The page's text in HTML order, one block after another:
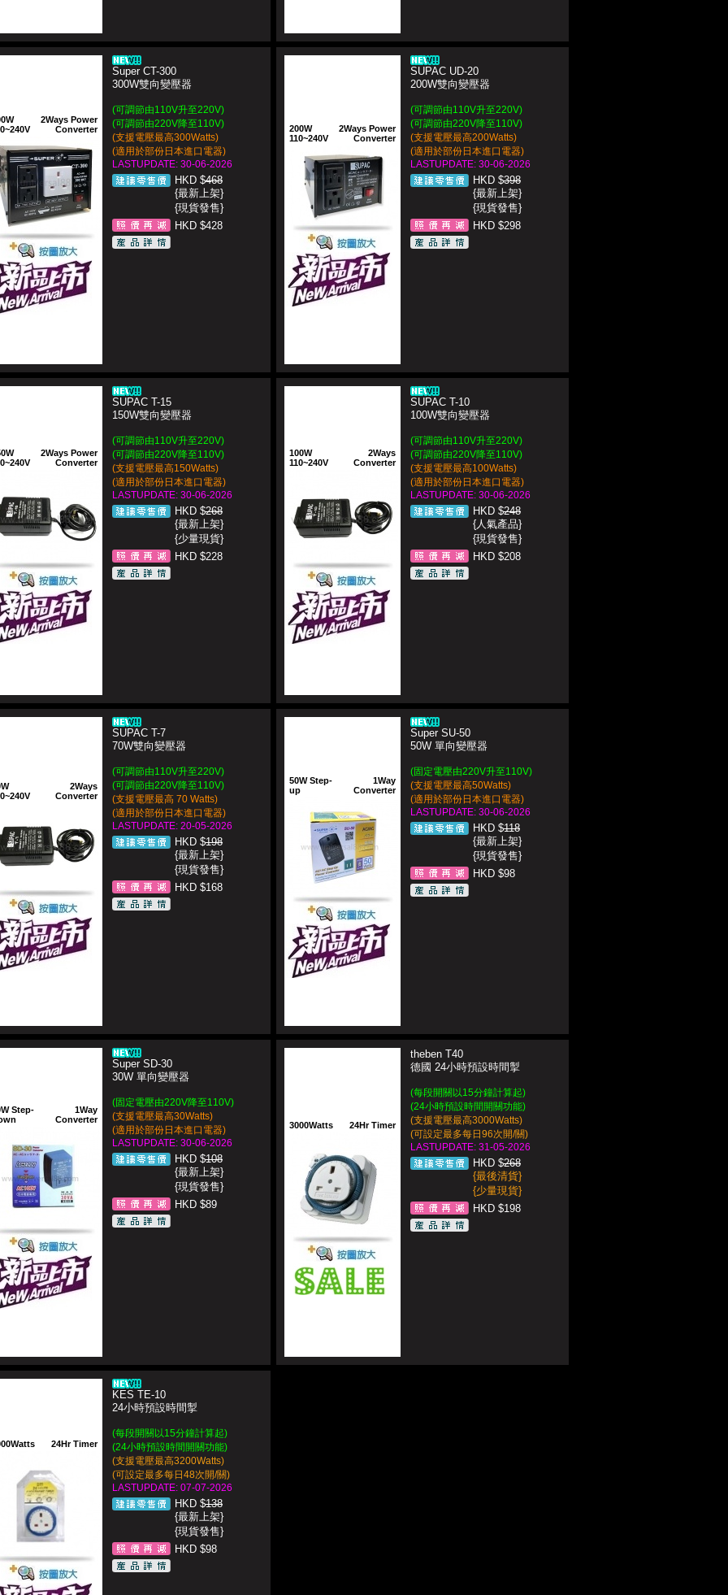
2Ways Power
Converter
Super CT-300
300W雙向變壓器
(可調節由110V升至220V)
(可調節由220V降至110V)
(支援電壓最高300Watts)
(適用於部份日本進口電器)
LASTUPDATE: 30-06-2026
HKD $468
{最新上架}
{現貨發售}
HKD $428
200W
110~240V
2Ways Power
Converter
SUPAC UD-20
200W雙向變壓器
(可調節由110V升至220V)
(可調節由220V降至110V)
(支援電壓最高200Watts)
(適用於部份日本進口電器)
LASTUPDATE: 30-06-2026
HKD $398
{最新上架}
{現貨發售}
HKD $298
2Ways Power
Converter
SUPAC T-15
150W雙向變壓器
(可調節由110V升至220V)
(可調節由220V降至110V)
(支援電壓最高150Watts)
(適用於部份日本進口電器)
LASTUPDATE: 30-06-2026
HKD $268
{最新上架}
{少量現貨}
HKD $228
100W
110~240V
2Ways
Converter
SUPAC T-10
100W雙向變壓器
(可調節由110V升至220V)
(可調節由220V降至110V)
(支援電壓最高100Watts)
(適用於部份日本進口電器)
LASTUPDATE: 30-06-2026
HKD $248
{人氣產品}
{現貨發售}
HKD $208
2Ways
Converter
SUPAC T-7
70W雙向變壓器
(可調節由110V升至220V)
(可調節由220V降至110V)
(支援電壓最高 70 Watts)
(適用於部份日本進口電器)
LASTUPDATE: 20-05-2026
HKD $198
{最新上架}
{現貨發售}
HKD $168
50W Step-
up
1Way
Converter
Super SU-50
50W 單向變壓器
(固定電壓由220V升至110V)
(支援電壓最高50Watts)
(適用於部份日本進口電器)
LASTUPDATE: 30-06-2026
HKD $118
{最新上架}
{現貨發售}
HKD $98
Step-
1Way
Converter
Super SD-30
30W 單向變壓器
(固定電壓由220V降至110V)
(支援電壓最高30Watts)
(適用於部份日本進口電器)
LASTUPDATE: 30-06-2026
HKD $108
{最新上架}
{現貨發售}
HKD $89
3000Watts 24Hr Timer
theben T40
德國 24小時預設時間掣
(每段開關以15分鐘計算起)
(24小時預設時間開關功能)
(支援電壓最高3000Watts)
(可設定最多每日96次開/關)
LASTUPDATE: 31-05-2026
HKD $268
{最後清貨}
{少量現貨}
HKD $198
24Hr Timer
KES TE-10
24小時預設時間掣
(每段開關以15分鐘計算起)
(24小時預設時間開關功能)
(支援電壓最高3200Watts)
(可設定最多每日48次開/關)
LASTUPDATE: 07-07-2026
HKD $138
{最新上架}
{現貨發售}
HKD $98